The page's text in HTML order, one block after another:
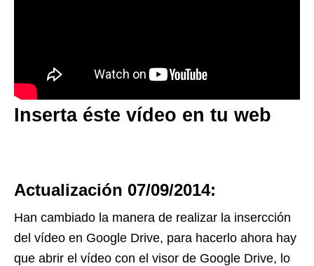
Inserta éste vídeo en tu web
Actualización 07/09/2014:
Han cambiado la manera de realizar la insercción
del vídeo en Google Drive, para hacerlo ahora hay
que abrir el vídeo con el visor de Google Drive, lo